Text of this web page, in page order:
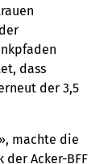
dass
der 3,5
machte die
Acker-BFF